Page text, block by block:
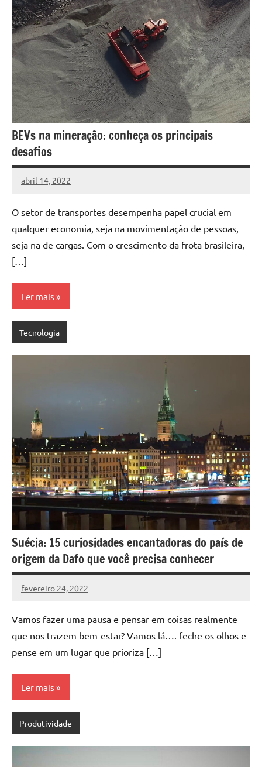
BEVs na mineração: conheça os principais
desafios
abril 14, 2022
DafoBrasil
Nenhum
O setor de transportes desempenha papel crucial em
qualquer economia, seja na movimentação de pessoas,
seja na de cargas. Com o crescimento da frota brasileira,
[…]
Ler mais
Tecnologia
Suécia: 15 curiosidades encantadoras do país de
origem da Dafo que você precisa conhecer
fevereiro 24, 2022
DafoBrasil
Nenhum
Vamos fazer uma pausa e pensar em coisas realmente
que nos trazem bem-estar? Vamos lá…. feche os olhos e
pense em um lugar que prioriza […]
Ler mais
Produtividade